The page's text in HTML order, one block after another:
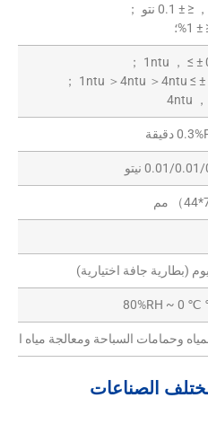
1.0.0 نيتو
(بطارية جافة اختيارية)
وحمامات السباحة ومعالجة مياه
الصناعات